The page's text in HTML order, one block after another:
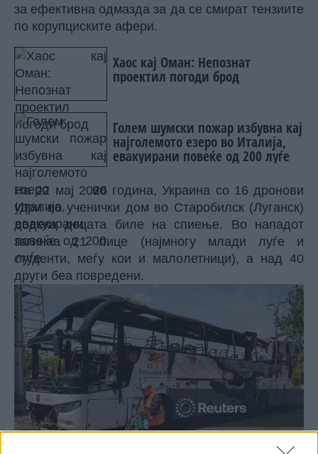
за ефективна одмазда за да се смират тензиите
по корупциските афери.
Хаос кај Оман: Непознат
проектил погоди брод
Голем шумски пожар избувна кај
најголемото езеро во Италија,
евакуирани повеќе од 200 луѓе
На 22 мај 2026 година, Украина со 16 дронови
удри во ученички дом во Старобилск (Луганск)
додека децата биле на спиење. Во нападот
загинаа 21 лице (најмногу млади луѓе и
студенти, меѓу кои и малолетници), а над 40
други беа повредени.